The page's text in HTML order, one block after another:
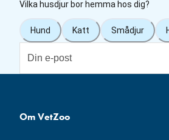
Vilka husdjur bor hemma hos dig?
Hund Katt Smådjur
Om VetZoo